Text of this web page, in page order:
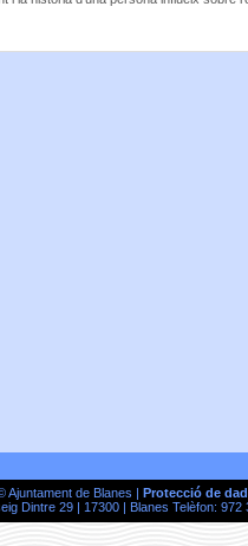
Ajuntament de Blanes | Protecció de
Dintre 29 | 17300 | Blanes Telèfon: 972